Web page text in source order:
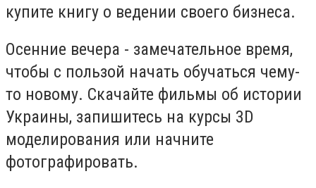
купите книгу о ведении своего бизнеса.
Осенние вечера - замечательное время,
чтобы с пользой начать обучаться чему-
то новому. Скачайте фильмы об истории
Украины, запишитесь на курсы 3D
моделирования или начните
фотографировать.